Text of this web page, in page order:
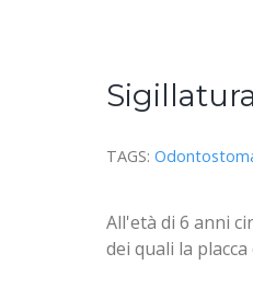
TAGS:
All'età di 6 anni
dei quali la